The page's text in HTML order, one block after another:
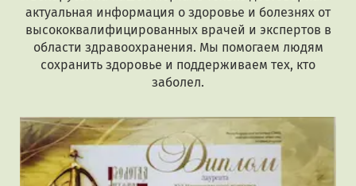
актуальная информация о здоровье и болезнях от
высококвалифицированных врачей и экспертов в
области здравоохранения. Мы помогаем людям
сохранить здоровье и поддерживаем тех, кто
заболел.